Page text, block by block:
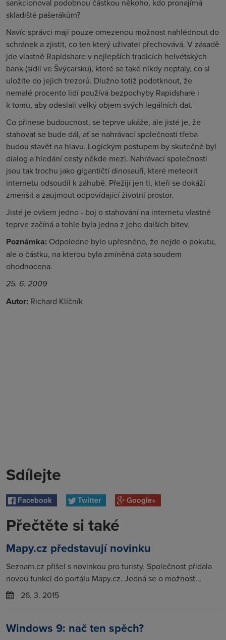
sankcionoval podobnou částkou někoho, kdo pronajímá
skladiště pašerákům?
Navíc správci mají pouze omezenou možnost nahlédnout do
schránek a zjistit, co ten který uživatel přechovává. V zásadě
jde vlastně Rapidshare v nejlepších tradicích helvétských
bank (sídlí ve Švýcarsku), které se také nikdy neptaly, co si
uložíte do jejich trezorů. Dlužno totiž podotknout, že
nemalé procento lidí používá bezpochyby Rapidshare i
k tomu, aby odeslali velký objem svých legálních dat.
Co přinese budoucnost, se teprve ukáže, ale jisté je, že
stahovat se bude dál, ať se nahrávací společnosti třeba
budou stavět na hlavu. Logickým postupem by skutečně byl
dialog a hledání cesty někde mezi. Nahrávací společnosti
jsou tak trochu jako gigantičtí dinosauři, které meteorit
internetu odsoudil k záhubě. Přežijí jen ti, kteří se dokáží
zmenšit a zaujmout odpovídající životní prostor.
Jisté je ovšem jedno - boj o stahování na internetu vlastně
teprve začíná a tohle byla jedna z jeho dalších bitev.
Poznámka: Odpoledne bylo upřesněno, že nejde o pokutu,
ale o částku, na kterou byla zmíněná data soudem
ohodnocena.
25. 6. 2009
Autor: Richard Klíčník
Sdílejte
Facebook Twitter Google+
Přečtěte si také
Mapy.cz představují novinku
Seznam.cz přišel s novinkou pro turisty. Společnost přidala
novou funkci do portálu Mapy.cz. Jedná se o možnost...
26. 3. 2015
Windows 9: nač ten spěch?